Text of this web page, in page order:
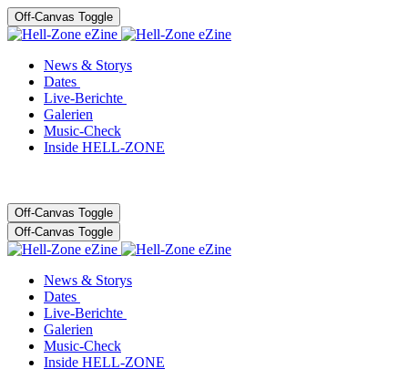
Off-Canvas Toggle
News & Storys
Dates
Live-Berichte
Galerien
Music-Check
Inside HELL-ZONE
Off-Canvas Toggle
Off-Canvas Toggle
News & Storys
Dates
Live-Berichte
Galerien
Music-Check
Inside HELL-ZONE